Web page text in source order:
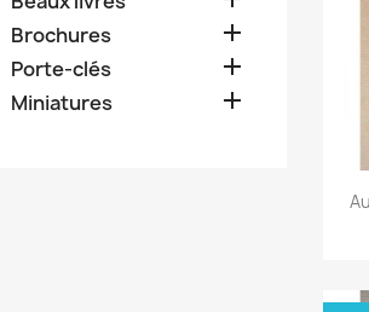
Brochures 
Porte-clés 
Miniatures 